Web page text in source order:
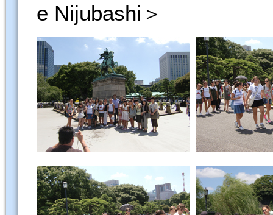
e Nijubashi＞